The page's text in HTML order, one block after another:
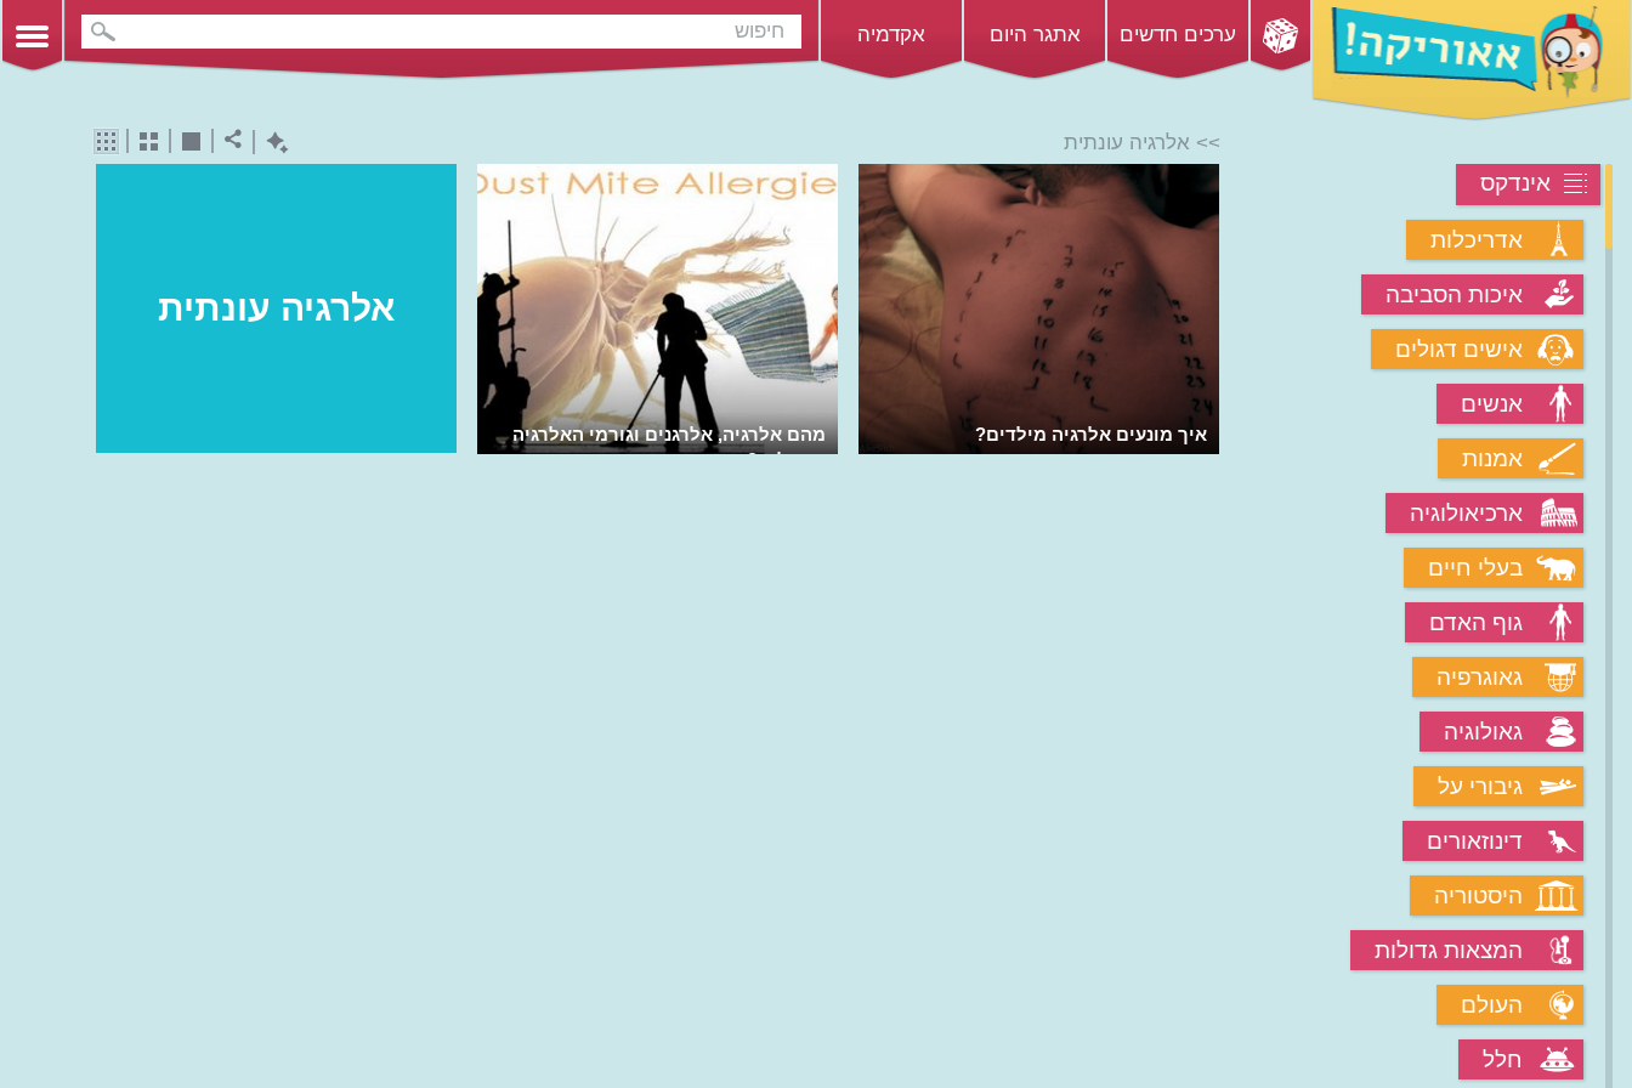
ערכים חדשים אתגר היום אקדמיה
אינדקס
אדריכלות
איכות הסביבה
אישים דגולים
אנשים
אמנות
ארכיאולוגיה
בעלי חיים
גוף האדם
גאוגרפיה
גאולוגיה
גיבורי על
דינוזאורים
היסטוריה
המצאות גדולות
העולם
חלל
>> אלרגיה עונתית
אלרגיה עונתית
מהם אלרגיה, אלרגנים וגורמי האלרגיה
הגדולים?
איך מונעים אלרגיה מילדים?